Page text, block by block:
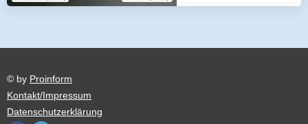
© by Proinform
Kontakt/Impressum
Datenschutzerklärung